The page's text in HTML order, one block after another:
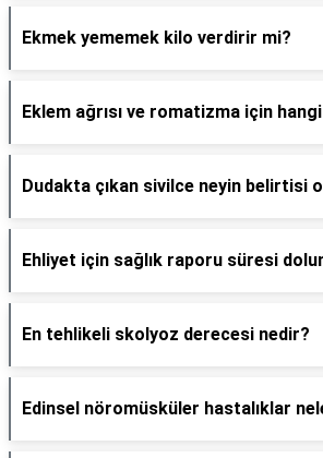
Ekmek yememek kilo verdirir mi?
Eklem ağrısı ve romatizma için
Dudakta çıkan sivilce neyin belirtisi
Ehliyet için sağlık raporu süresi
En tehlikeli skolyoz derecesi nedir?
Edinsel nöromüsküler hastalıklar